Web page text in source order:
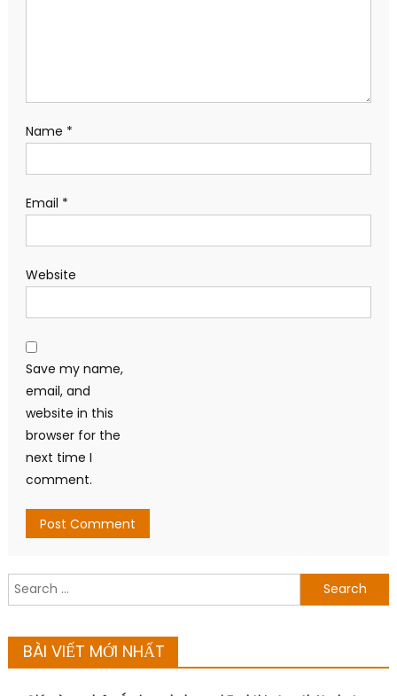
Name *
Email *
Website
Save my name,
email, and
website in this
browser for the
next time I
comment.
Search
for:
BÀI VIẾT MỚI NHẤT